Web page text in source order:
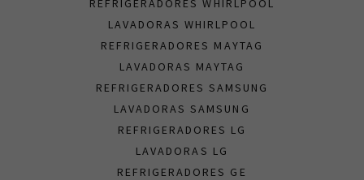
REFRIGERADORES WHIRLPOOL
LAVADORAS WHIRLPOOL
REFRIGERADORES MAYTAG
LAVADORAS MAYTAG
REFRIGERADORES SAMSUNG
LAVADORAS SAMSUNG
REFRIGERADORES LG
LAVADORAS LG
REFRIGERADORES GE